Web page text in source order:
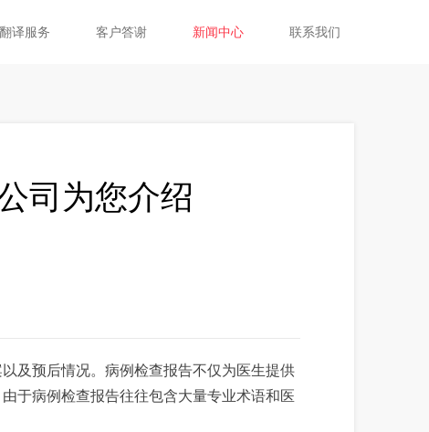
翻译服务 客户答谢 新闻中心 联系我们
司为您介绍
及预后情况。病例检查报告不仅为医生提供
于病例检查报告往往包含大量专业术语和医